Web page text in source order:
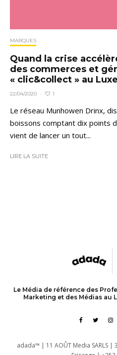
MARQUES
Quand la crise
des commerces et
« clic&collect » au
22/04/2020 · 1
Le réseau Munhowen Drinx,
boissons comptant dix points
vient de lancer un tout...
LIRE LA SUITE
Le Média de référence des
Marketing et des Médias au
adada™ | 11 AOÛT Media SARLS |